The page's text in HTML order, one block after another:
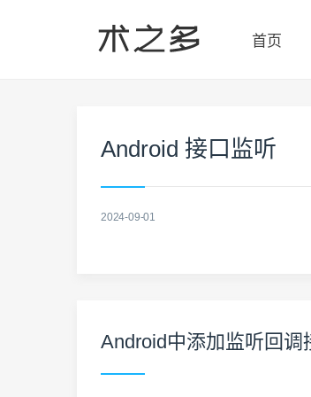
首页
Android 接口监听
2024-09-01
Android中添加监听回调